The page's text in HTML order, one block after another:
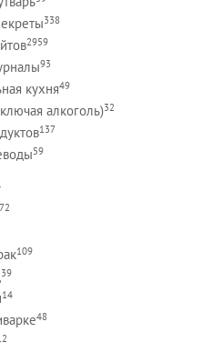
338
2959
93
кухня49
алкоголь)32
137
59
109
39
14
48